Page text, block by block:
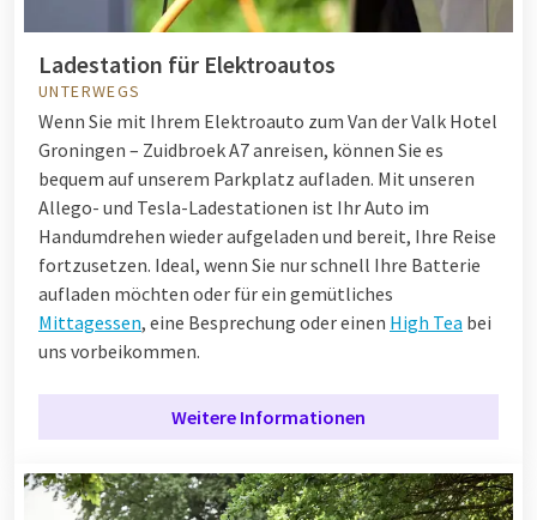
Ladestation für Elektroautos
UNTERWEGS
Wenn Sie mit Ihrem Elektroauto zum Van der Valk Hotel
Groningen – Zuidbroek A7 anreisen, können Sie es
bequem auf unserem Parkplatz aufladen. Mit unseren
Allego- und Tesla-Ladestationen ist Ihr Auto im
Handumdrehen wieder aufgeladen und bereit, Ihre Reise
fortzusetzen. Ideal, wenn Sie nur schnell Ihre Batterie
aufladen möchten oder für ein gemütliches
Mittagessen, eine Besprechung oder einen High Tea bei
uns vorbeikommen.
Weitere Informationen